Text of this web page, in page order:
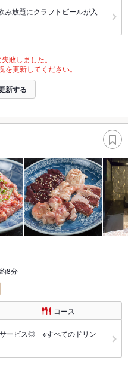
放題にクラフトビールが入
敗しました。
更新してください。
新する
8分
コース
ービス◎ ※すべてのドリン